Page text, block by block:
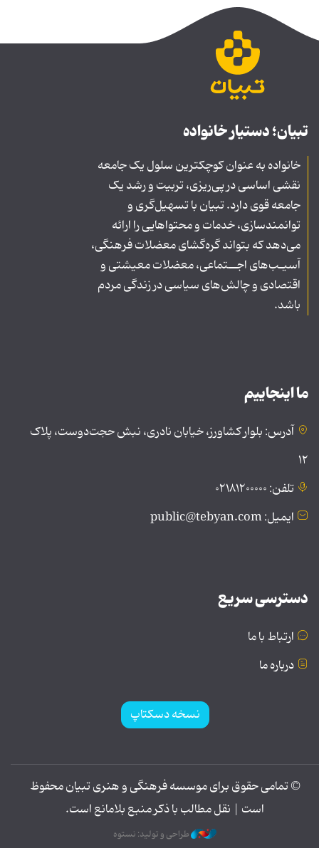
تبیان؛ دستیار خانواده
خانواده به عنوان کوچکترین سلول یک جامعه
نقشی اساسی در پی‌ریزی، تربیت و رشد یک
جامعه قوی دارد. تبیان با تسهیل‌گری و
توانمندسازی، خدمات و محتواهایی را ارائه
می‌دهد که بتواند گره‌گشای معضلات فرهنگی،
آسیـب‌های اجــتماعی، معضلات معیشتی و
اقتصادی و چالش‌های سیاسی در زندگی مردم
باشد.
ما اینجاییم
آدرس: بلوار کشاورز، خیابان نادری، نبش حجت‌دوست، پلاک
۱۲
تلفن: ۰۲۱۸۱۲۰۰۰۰۰
ایمیل: public@tebyan.com
دسترسی سریع
ارتباط با ما
درباره ما
نسخه دسکتاپ
© تمامی حقوق برای موسسه فرهنگی و هنری تبیان محفوظ
است | نقل مطالب با ذکر منبع بلامانع است.
طراحی و تولید: نستوه